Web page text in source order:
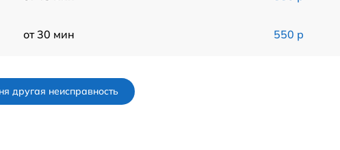
от 30 мин 550 р
другая неисправность